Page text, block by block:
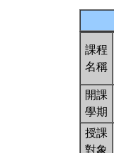
課程
名稱
開課
學期
授課
對象